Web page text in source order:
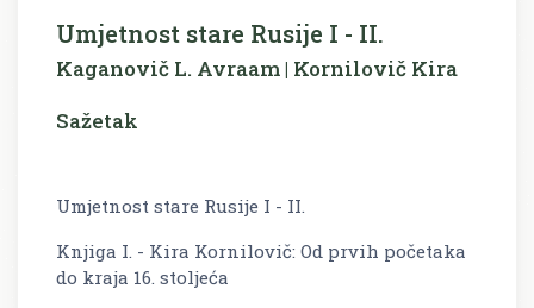
Umjetnost stare Rusije I - II.
Kaganovič L. Avraam | Kornilovič Kira
Sažetak
Umjetnost stare Rusije I - II.
Knjiga I. - Kira Kornilovič: Od prvih početaka
do kraja 16. stoljeća